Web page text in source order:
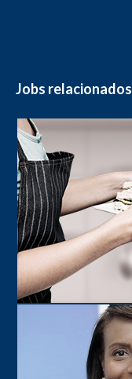
Jobs relacionados